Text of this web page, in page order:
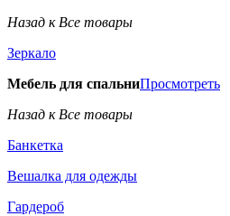
Назад к Все товары
Зеркало
Мебель для спальниПросмотреть
Назад к Все товары
Банкетка
Вешалка для одежды
Гардероб